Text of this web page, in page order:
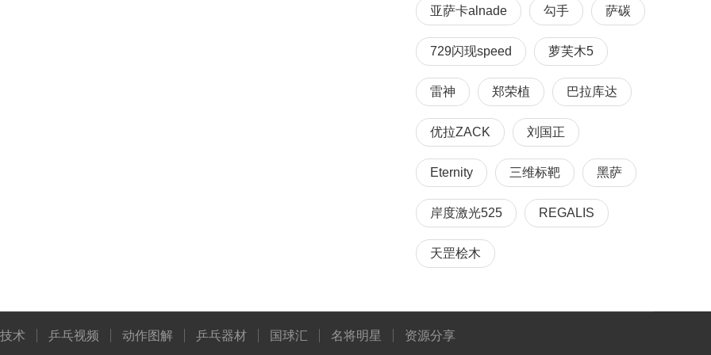
亚萨卡alnade 勾手 萨碳
729闪现speed 萝芙木5
雷神 郑荣植 巴拉库达
优拉ZACK 刘国正
Eternity 三维标靶 黑萨
岸度激光525 REGALIS
天罡桧木
术 乒乓视频 动作图解 乒乓器材 国球汇 名将明星 资源分享